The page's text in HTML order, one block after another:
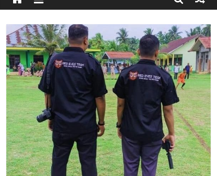
Timur
Simpang
Ulim,
Aceh
Timur